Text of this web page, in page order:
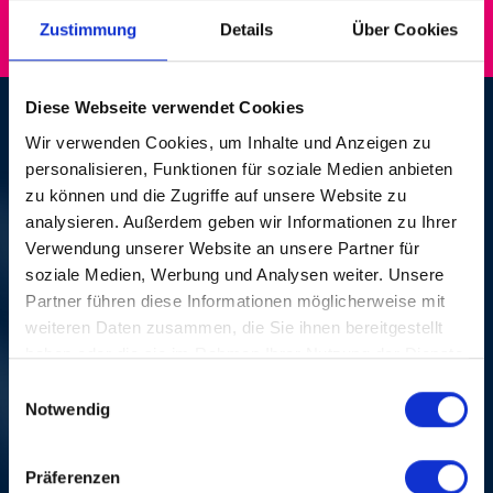
Zustimmung Details Über Cookies
Diese Webseite verwendet Cookies
Wir verwenden Cookies, um Inhalte und Anzeigen zu
personalisieren, Funktionen für soziale Medien anbieten
zu können und die Zugriffe auf unsere Website zu
analysieren. Außerdem geben wir Informationen zu Ihrer
Verwendung unserer Website an unsere Partner für
soziale Medien, Werbung und Analysen weiter. Unsere
Partner führen diese Informationen möglicherweise mit
weiteren Daten zusammen, die Sie ihnen bereitgestellt
haben oder die sie im Rahmen Ihrer Nutzung der Dienste
Notwendig
Präferenzen
MARGARET ALLISON
FR, 24. OKT. 1997, 20
UHR | GOSPEL
Pauluskirche Basel
Die Gospelkonzerte in der Basler Pauluskirche waren
sogar in den USA als die stimmungsmässig besten in
American Spiritual in Amerika. Mit ihrem traditionellen
aufgenommen, der höchsten Auszeichnung für einen
Sänger in dieser Sparte. Der Gospel-Diva waren die 70